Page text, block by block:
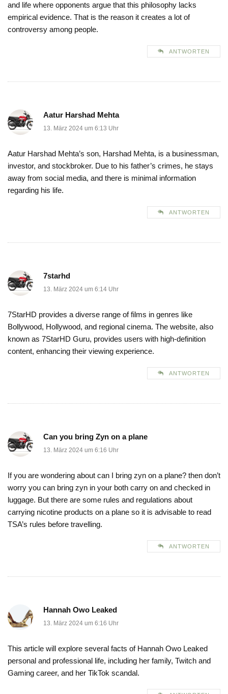
and life where opponents argue that this philosophy lacks
empirical evidence. That is the reason it creates a lot of
controversy among people.
ANTWORTEN
Aatur Harshad Mehta
13. März 2024 um 6:13 Uhr
Aatur Harshad Mehta’s son, Harshad Mehta, is a businessman,
investor, and stockbroker. Due to his father’s crimes, he stays
away from social media, and there is minimal information
regarding his life.
ANTWORTEN
7starhd
13. März 2024 um 6:14 Uhr
7StarHD provides a diverse range of films in genres like
Bollywood, Hollywood, and regional cinema. The website, also
known as 7StarHD Guru, provides users with high-definition
content, enhancing their viewing experience.
ANTWORTEN
Can you bring Zyn on a plane
13. März 2024 um 6:16 Uhr
If you are wondering about can I bring zyn on a plane? then don’t
worry you can bring zyn in your both carry on and checked in
luggage. But there are some rules and regulations about
carrying nicotine products on a plane so it is advisable to read
TSA’s rules before travelling.
ANTWORTEN
Hannah Owo Leaked
13. März 2024 um 6:16 Uhr
This article will explore several facts of Hannah Owo Leaked
personal and professional life, including her family, Twitch and
Gaming career, and her TikTok scandal.